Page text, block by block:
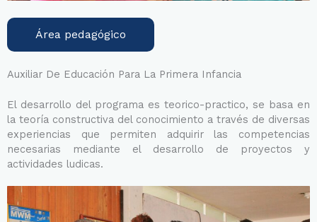
Área pedagógico
Auxiliar De Educación Para La Primera Infancia
El desarrollo del programa es teorico-practico, se basa en
la teoría constructiva del conocimiento a través de diversas
experiencias que permiten adquirir las competencias
necesarias mediante el desarrollo de proyectos y
actividades ludicas.